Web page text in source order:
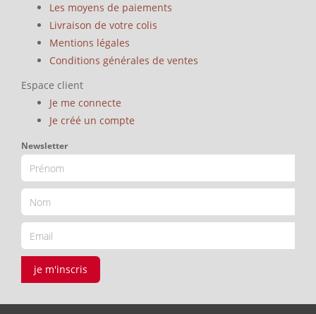
Les moyens de paiements
Livraison de votre colis
Mentions légales
Conditions générales de ventes
Espace client
Je me connecte
Je créé un compte
Newsletter
je m'inscris